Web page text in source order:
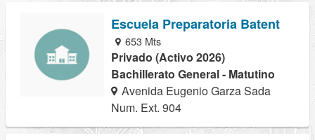
Escuela Preparatoria Batent
653 Mts
Privado (Activo 2026)
Bachillerato General - Matutino
Avenida Eugenio Garza Sada
Num. Ext. 904